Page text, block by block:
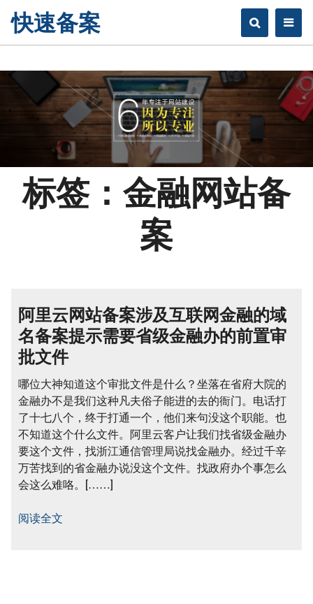
快速备案
标签：金融网站备
案
阿里云网站备案涉及互联网金融的域
名备案提示需要省级金融办的前置审
批文件
哪位大神知道这个审批文件是什么？坐落在省府大院的
金融办不是我们这种凡夫俗子能进的去的衙门。电话打
了十七八个，终于打通一个，他们来句没这个职能。也
不知道这个什么文件。阿里云客户让我们找省级金融办
要这个文件，找浙江通信管理局说找金融办。经过千辛
万苦找到的省金融办说没这个文件。找政府办个事怎么
会这么难咯。[……]
阅读全文